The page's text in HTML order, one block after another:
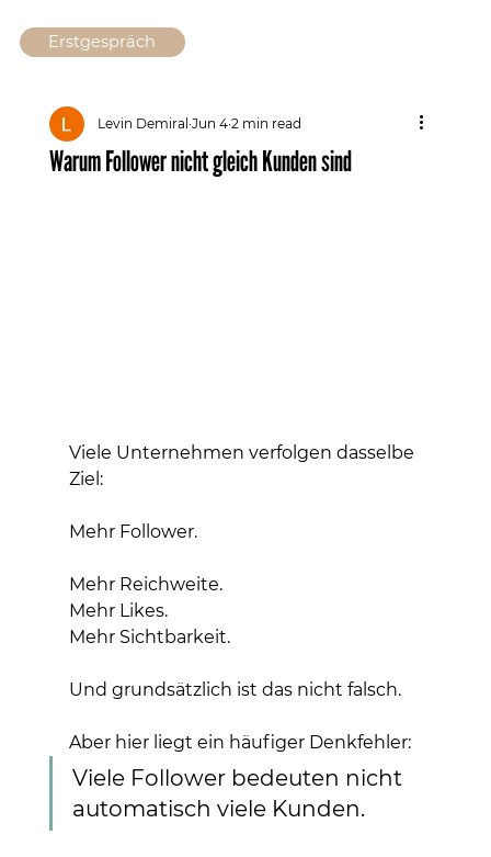
Erstgespräch
Warum Follower nicht gleich Kunden sind
Levin Demiral Jun 4 2 min read
Viele Unternehmen verfolgen dasselbe
Ziel:
Mehr Follower.
Mehr Reichweite.
Mehr Likes.
Mehr Sichtbarkeit.
Und grundsätzlich ist das nicht falsch.
Aber hier liegt ein häufiger Denkfehler:
Viele Follower bedeuten nicht
automatisch viele Kunden.